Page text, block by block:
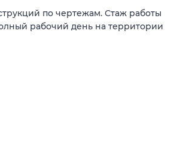
по чертежам. Стаж работы
рабочий день на территории